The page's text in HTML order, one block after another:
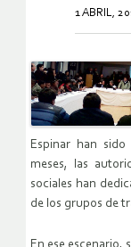
1 ABRIL,
Espinar han
meses, las
sociales han
de los grupos de